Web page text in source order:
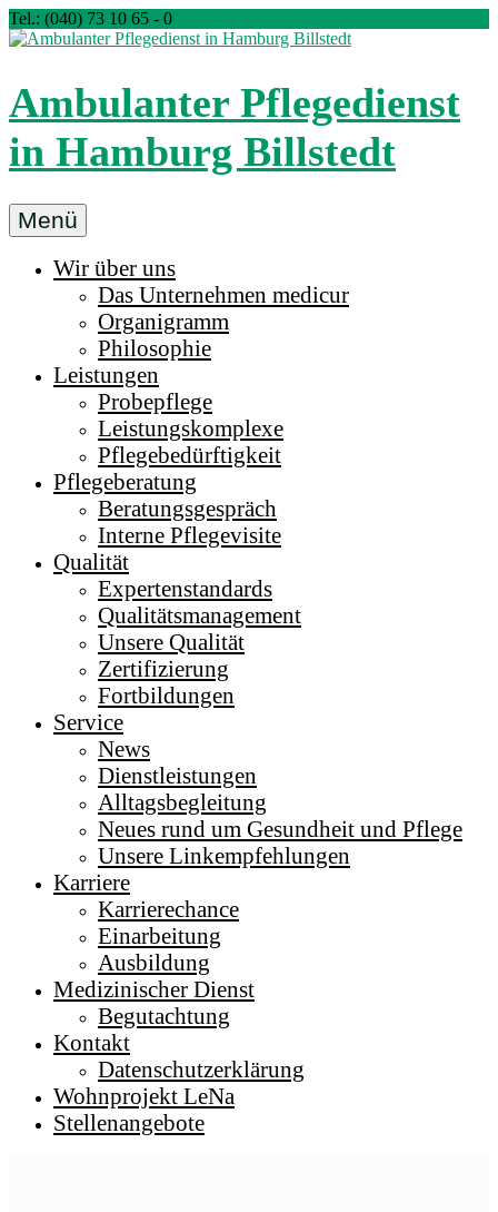
Zum
Inhalt
Tel.: (040) 73 10 65 - 0
Ambulanter Pflegedienst
in Hamburg Billstedt
Ambulanter
Pflegedienst
medicur
Billstedt
Hamburg
Menü
Wir über uns
Das Unternehmen medicur
Organigramm
Philosophie
Leistungen
Probepflege
Leistungskomplexe
Pflegebedürftigkeit
Pflegeberatung
Beratungsgespräch
Interne Pflegevisite
Qualität
Expertenstandards
Qualitätsmanagement
Unsere Qualität
Zertifizierung
Fortbildungen
Service
News
Dienstleistungen
Alltagsbegleitung
Neues rund um Gesundheit und Pflege
Unsere Linkempfehlungen
Karriere
Karrierechance
Einarbeitung
Ausbildung
Medizinischer Dienst
Begutachtung
Kontakt
Datenschutzerklärung
Wohnprojekt LeNa
Stellenangebote